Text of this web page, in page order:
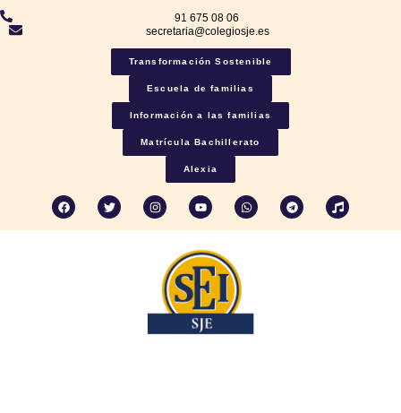
91 675 08 06
secretaria@colegiosje.es
Transformación Sostenible
Escuela de familias
Información a las familias
Matrícula Bachillerato
Alexia